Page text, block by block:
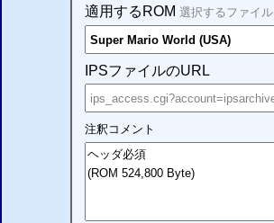
適用するROM 選択するファイル
IPSファイルのURL
注釈コメント